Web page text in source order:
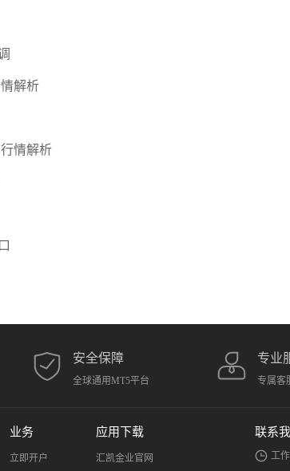
解析
情解析
安全保障
全球通用MT5平台
专业
专属客
业务
立即开户
应用下载
汇凯金业官网
联系我
工